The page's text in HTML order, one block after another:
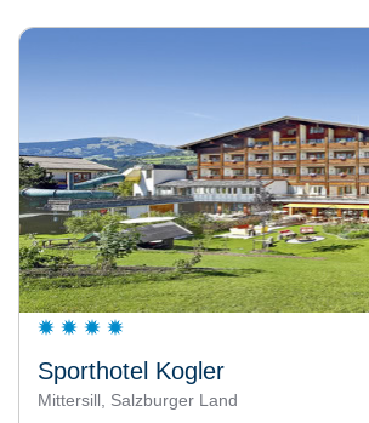
Sporthotel Kogler
Mittersill, Salzburger Land